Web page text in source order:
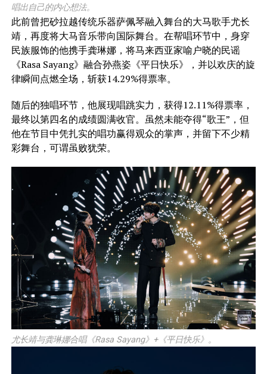
唱出自己的内心想法。
​此前曾把砂拉越传统乐器萨佩琴融入舞台的大马歌手尤长
靖，再度将大马音乐带向国际舞台。在帮唱环节中，身穿
民族服饰的他携手龚琳娜，将马来西亚家喻户晓的民谣
《Rasa Sayang》融合孙燕姿《平日快乐》，并以欢庆的旋
律瞬间点燃全场，斩获14.29%得票率。
随后的独唱环节，他展现唱跳实力，获得12.11%得票率，
最终以第四名的成绩圆满收官。虽然未能夺得“歌王”，但
他在节目中凭扎实的唱功赢得观众的掌声，并留下不少精
彩舞台，可谓虽败犹荣。
尤长靖与龚琳娜合唱《Rasa Sayang》+《平日快乐》。